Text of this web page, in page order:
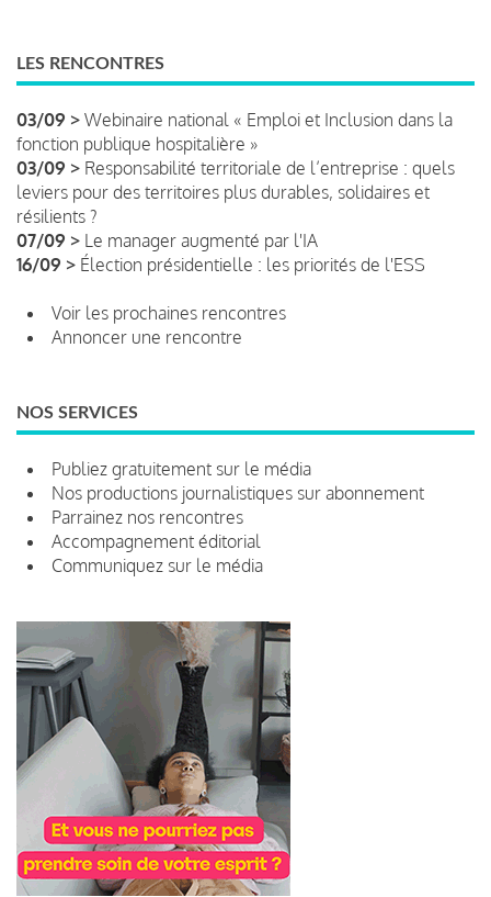
LES RENCONTRES
03/09 > Webinaire national « Emploi et Inclusion dans la
fonction publique hospitalière »
03/09 > Responsabilité territoriale de l’entreprise : quels
leviers pour des territoires plus durables, solidaires et
résilients ?
07/09 > Le manager augmenté par l'IA
16/09 > Élection présidentielle : les priorités de l'ESS
Voir les prochaines rencontres
Annoncer une rencontre
NOS SERVICES
Publiez gratuitement sur le média
Nos productions journalistiques sur abonnement
Parrainez nos rencontres
Accompagnement éditorial
Communiquez sur le média